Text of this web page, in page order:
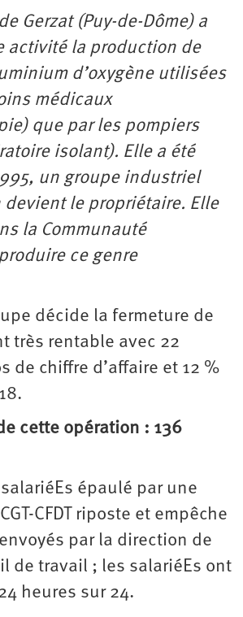
Gerzat (Puy-de-Dôme) a
activité la production de
d’oxygène utilisées
médicaux
que par les pompiers
isolant). Elle a été
un groupe industriel
le propriétaire. Elle
la Communauté
ce genre
décide la fermeture de
très rentable avec 22
de chiffre d’affaire et 12 %
cette opération : 136
épaulé par une
CFDT riposte et empêche
par la direction de
de travail ; les salariéEs ont
heures sur 24.